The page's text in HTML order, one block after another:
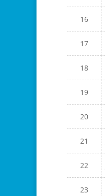
16
17
18
19
20
21
22
23